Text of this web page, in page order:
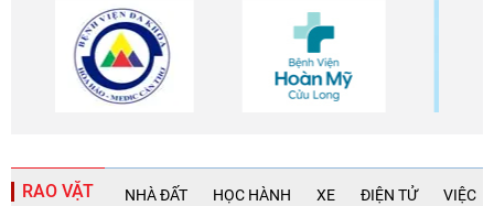
RAO VẶT NHÀ ĐẤT HỌC HÀNH XE ĐIỆN TỬ VIỆC